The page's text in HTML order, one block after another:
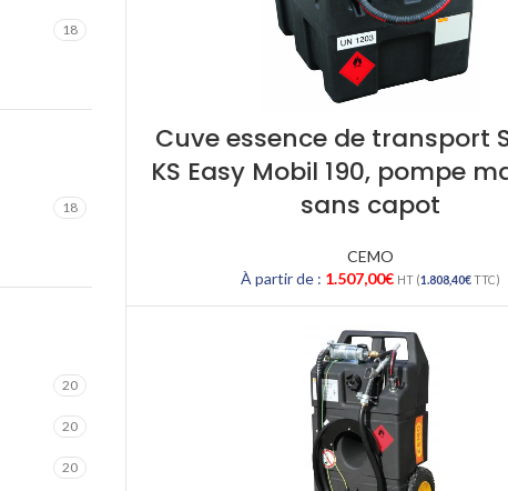
18
18
20
20
20
Cuve essence de transport
KS Easy Mobil 190, pompe
sans capot
CEMO
À partir de : 1.507,00€ HT (1.808,40€TTC)